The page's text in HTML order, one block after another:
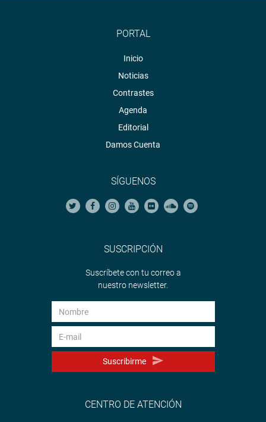
PORTAL
Inicio
Noticias
Contrastes
Agenda
Editorial
Damos Cuenta
SÍGUENOS
SUSCRIPCIÓN
Suscríbete con tu correo a
nuestro newsletter.
Suscribirme
CENTRO DE ATENCIÓN